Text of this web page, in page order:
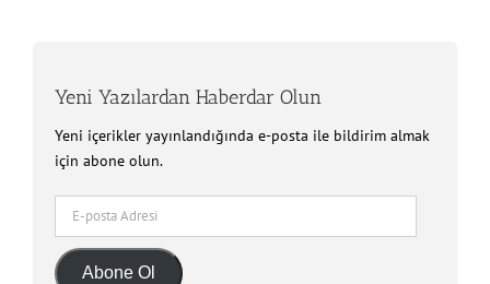
Yeni Yazılardan Haberdar Olun
Yeni içerikler yayınlandığında e-posta ile bildirim almak
için abone olun.
posta
Adresi
Abone Ol